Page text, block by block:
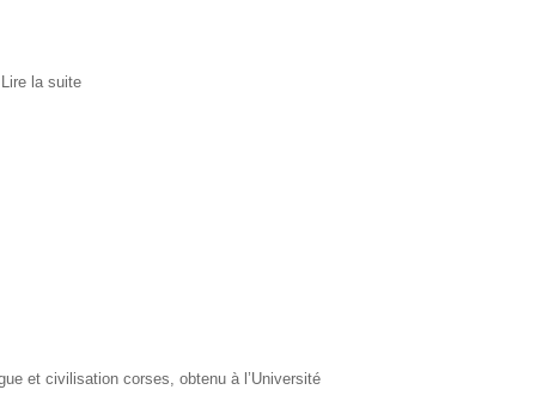
Lire la suite
et civilisation corses, obtenu à l’Université